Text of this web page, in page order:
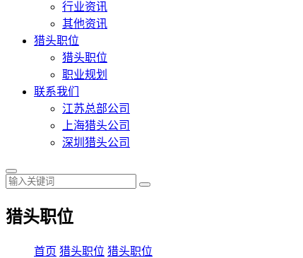
行业资讯
其他资讯
猎头职位
猎头职位
职业规划
联系我们
江苏总部公司
上海猎头公司
深圳猎头公司
猎头职位
首页 猎头职位 猎头职位